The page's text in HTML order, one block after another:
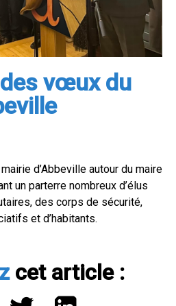
vœux du
d’Abbeville autour du maire
un parterre nombreux d’élus
des corps de sécurité,
et d’habitants.
cet article :